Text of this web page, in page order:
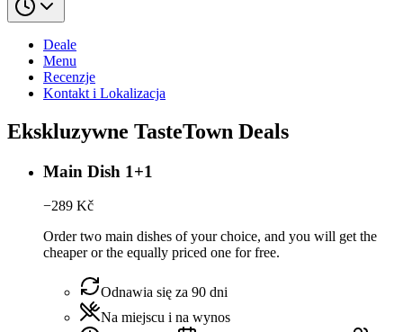
Deale
Menu
Recenzje
Kontakt i Lokalizacja
Ekskluzywne TasteTown Deals
Main Dish 1+1
−289 Kč
Order two main dishes of your choice, and you will get the
cheaper or the equally priced one for free.
Odnawia się za 90 dni
Na miejscu i na wynos